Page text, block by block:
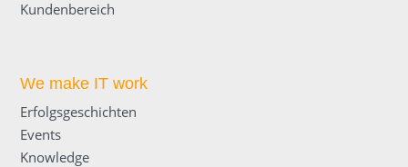
Kundenbereich
We make IT work
Erfolgsgeschichten
Events
Knowledge